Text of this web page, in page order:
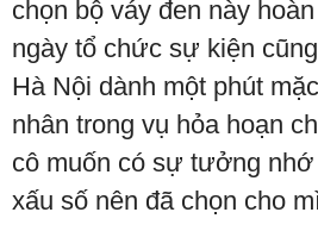
chọn bộ váy đen này
ngày tổ chức sự kiện
Hà Nội dành một phút
nhân trong vụ hỏa hoạn
cô muốn có sự tưởng
xấu số nên đã chọn cho